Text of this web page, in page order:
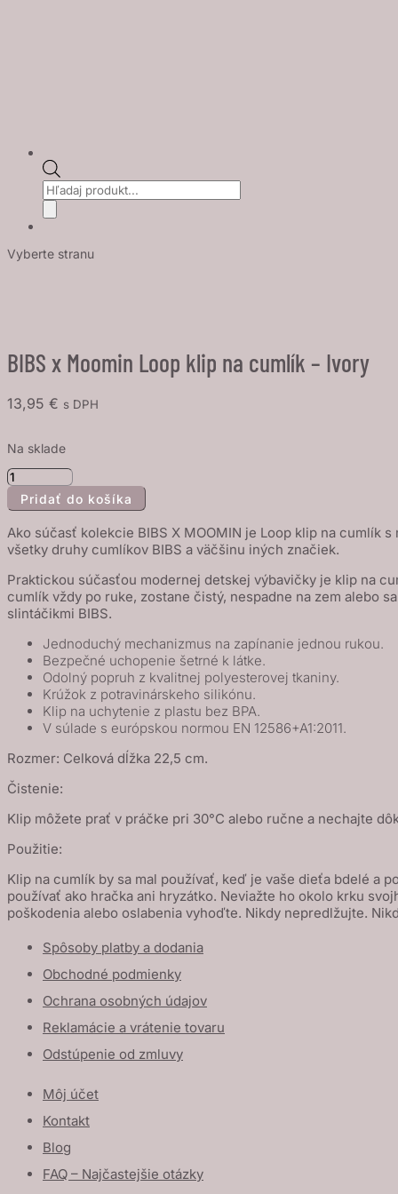
Products
search
Vyberte stranu
BIBS x Moomin Loop klip na cumlík – Ivory
13,95 € s DPH
Na sklade
množstvo
BIBS
Moomin
klip
na
Ivory
Pridať do košíka
Ako súčasť kolekcie BIBS X MOOMIN je Loop klip na cumlík
všetky druhy cumlíkov BIBS a väčšinu iných značiek.
Praktickou súčasťou modernej detskej výbavičky je klip na
cumlík vždy po ruke, zostane čistý, nespadne na zem alebo
slintáčikmi BIBS.
Jednoduchý mechanizmus na zapínanie jednou rukou.
Bezpečné uchopenie šetrné k látke.
Odolný popruh z kvalitnej polyesterovej tkaniny.
Krúžok z potravinárskeho silikónu.
Klip na uchytenie z plastu bez BPA.
V súlade s európskou normou EN 12586+A1:2011.
Rozmer: Celková dĺžka 22,5 cm.
Čistenie:
Klip môžete prať v práčke pri 30°C alebo ručne a nechajte
Použitie:
Klip na cumlík by sa mal používať, keď je vaše dieťa bdelé a
používať ako hračka ani hryzátko. Neviažte ho okolo krku
poškodenia alebo oslabenia vyhoďte. Nikdy nepredlžujte.
Spôsoby platby a dodania
Obchodné podmienky
Ochrana osobných údajov
Reklamácie a vrátenie tovaru
Odstúpenie od zmluvy
Môj účet
Kontakt
Blog
FAQ – Najčastejšie otázky